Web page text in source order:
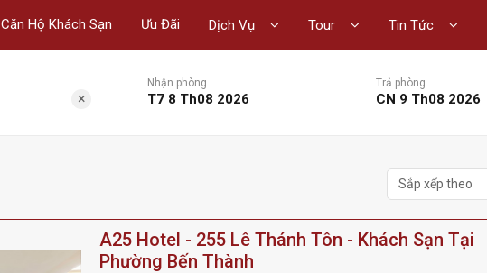
Căn Hộ Khách Sạn Ưu Đãi Dịch Vụ Tour Tin Tức
×
Nhận phòng
T7 8 Th08 2026
Trả phòng
CN 9 Th08 2026
Sắp xếp theo
A25 Hotel - 255 Lê Thánh Tôn - Khách Sạn Tại
Phường Bến Thành